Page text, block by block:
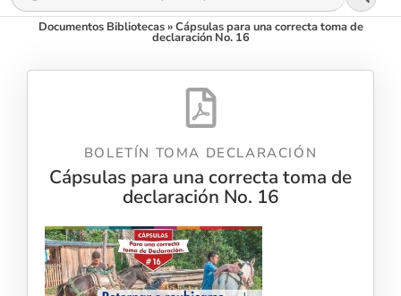
Documentos Bibliotecas»Cápsulas para una correcta toma de
declaración No. 16
BOLETÍN TOMA DECLARACIÓN
Cápsulas para una correcta toma de
declaración No. 16